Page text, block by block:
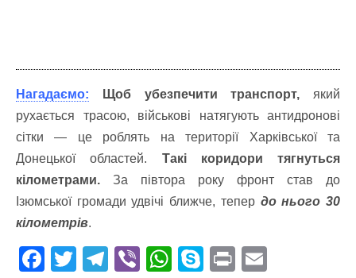
Нагадаємо: Щоб убезпечити транспорт, який
рухається трасою, військові натягують антидронові
сітки — це роблять на території Харківської та
Донецької областей. Такі коридори тягнуться
кілометрами. За півтора року фронт став до
Ізюмської громади удвічі ближче, тепер до нього 30
кілометрів.
F T T Vi W S Pr